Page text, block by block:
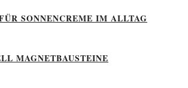
SONNENCREME IM ALLTAG
MAGNETBAUSTEINE